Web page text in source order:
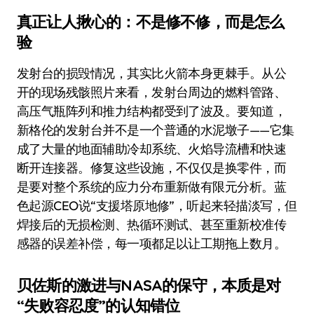
真正让人揪心的：不是修不修，而是怎么
验
发射台的损毁情况，其实比火箭本身更棘手。从公
开的现场残骸照片来看，发射台周边的燃料管路、
高压气瓶阵列和推力结构都受到了波及。要知道，
新格伦的发射台并不是一个普通的水泥墩子——它集
成了大量的地面辅助冷却系统、火焰导流槽和快速
断开连接器。修复这些设施，不仅仅是换零件，而
是要对整个系统的应力分布重新做有限元分析。蓝
色起源CEO说“支援塔原地修”，听起来轻描淡写，但
焊接后的无损检测、热循环测试、甚至重新校准传
感器的误差补偿，每一项都足以让工期拖上数月。
贝佐斯的激进与NASA的保守，本质是对
“失败容忍度”的认知错位